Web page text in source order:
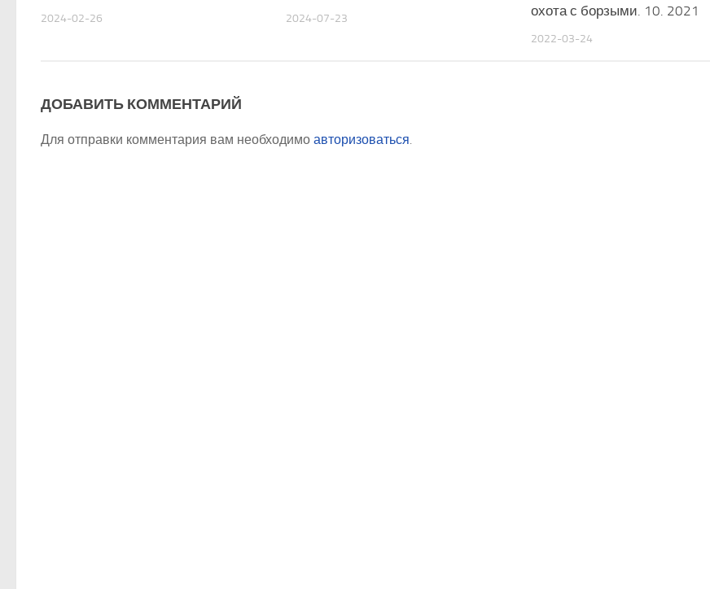
2024-02-26 2024-07-23
охота с борзыми. 10. 2021
2022-03-24
ДОБАВИТЬ КОММЕНТАРИЙ
Для отправки комментария вам необходимо авторизоваться.